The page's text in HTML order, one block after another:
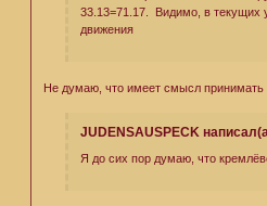
33.13=71.17. Видимо, в текущих
движения
Не думаю, что имеет смысл принимать
JUDENSAUSPECK
Я до сих пор думаю, что